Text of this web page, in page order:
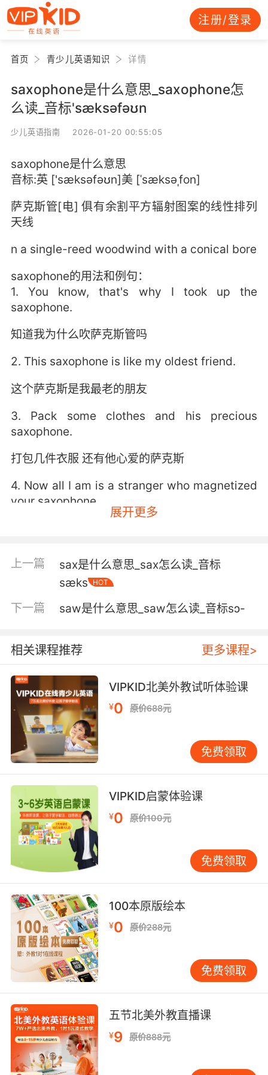
注册/登录
首页 青少儿英语知识 详情
saxophone是什么意思_saxophone怎
么读_音标'sæksəfəʊn
少儿英语指南 2026-01-20 00:55:05
saxophone是什么意思
音标:英 ['sæksəfəʊn]美 [ˈsæksəˌfon]
萨克斯管[电] 俱有余割平方辐射图案的线性排列
天线
n a single-reed woodwind with a conical bore
saxophone的用法和例句：
1. You know, that's why I took up the
saxophone.
知道我为什么吹萨克斯管吗
2. This saxophone is like my oldest friend.
这个萨克斯是我最老的朋友
3. Pack some clothes and his precious
saxophone.
打包几件衣服 还有他心爱的萨克斯
4. Now all I am is a stranger who magnetized
your saxophone.
5. I play your stupid saxophone like that, .
我就这么吹你的萨克斯管
6. I don't care if all of your children want
我不在乎你的孩子想上什么萨克斯课
7. I wish I'd learned to play an instrument,
probably saxophone.
我希望我能学一种乐器 比如萨克斯风
8. He's playing the saxophone in the school
band tonight, and I'll miss it again.
他今晚在学校乐队表演上 吹萨克斯风 而我又不能
去了
9. Izzy hid it in his father's saxophone case
somewhere he knew it would be safe.
伊兹把它藏在他父亲的萨克斯盒里 他知道放在那
里才安全
10. We want to be playing a saxophone in an
alley and have you walk by in a miniskirt with
a purse with gems.
我们想在小巷里演奏萨克斯风 然后你们穿着超短
裙 挎着镶着宝石的包走过
展开更多
上一篇
sax是什么意思_sax怎么读_音标
sæks
HOT
下一篇 saw是什么意思_saw怎么读_音标sɔ-
相关课程推荐 更多课程>
VIPKID北美外教试听体验课
¥0 原价688元
免费领取
VIPKID启蒙体验课
¥0 原价100元
免费领取
100本原版绘本
¥0 原价288元
免费领取
五节北美外教直播课
¥9 原价888元